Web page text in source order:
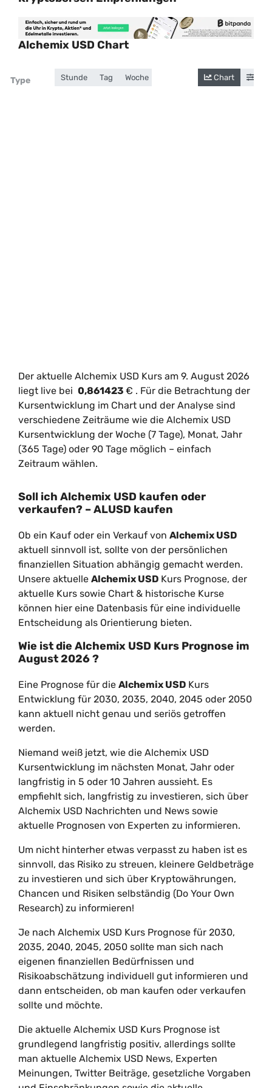
Alchemix USD Chart
Zoom Stunde Tag Woche Jahr Gesamt
Type Chart
Der aktuelle Alchemix USD Kurs am 9. August 2026
liegt live bei 0,861423 € . Für die Betrachtung der
Kursentwicklung im Chart und der Analyse sind
verschiedene Zeiträume wie die Alchemix USD
Kursentwicklung der Woche (7 Tage), Monat, Jahr
(365 Tage) oder 90 Tage möglich – einfach
Zeitraum wählen.
Soll ich Alchemix USD kaufen oder
verkaufen? – ALUSD kaufen
Ob ein Kauf oder ein Verkauf von Alchemix USD
aktuell sinnvoll ist, sollte von der persönlichen
finanziellen Situation abhängig gemacht werden.
Unsere aktuelle Alchemix USD Kurs Prognose, der
aktuelle Kurs sowie Chart & historische Kurse
können hier eine Datenbasis für eine individuelle
Entscheidung als Orientierung bieten.
Wie ist die Alchemix USD Kurs Prognose im
August2026?
Eine Prognose für die Alchemix USD Kurs
Entwicklung für 2030, 2035, 2040, 2045 oder 2050
kann aktuell nicht genau und seriös getroffen
werden.
Niemand weiß jetzt, wie die Alchemix USD
Kursentwicklung im nächsten Monat, Jahr oder
langfristig in 5 oder 10 Jahren aussieht. Es
empfiehlt sich, langfristig zu investieren, sich über
Alchemix USD Nachrichten und News sowie
aktuelle Prognosen von Experten zu informieren.
Um nicht hinterher etwas verpasst zu haben ist es
sinnvoll, das Risiko zu streuen, kleinere Geldbeträge
zu investieren und sich über Kryptowährungen,
Chancen und Risiken selbständig (Do Your Own
Research) zu informieren!
Je nach Alchemix USD Kurs Prognose für 2030,
2035, 2040, 2045, 2050 sollte man sich nach
eigenen finanziellen Bedürfnissen und
Risikoabschätzung individuell gut informieren und
dann entscheiden, ob man kaufen oder verkaufen
sollte und möchte.
Die aktuelle Alchemix USD Kurs Prognose ist
grundlegend langfristig positiv, allerdings sollte
man aktuelle Alchemix USD News, Experten
Meinungen, Twitter Beiträge, gesetzliche Vorgaben